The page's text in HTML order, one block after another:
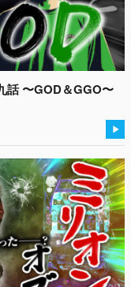
話 〜GOD＆GGO〜